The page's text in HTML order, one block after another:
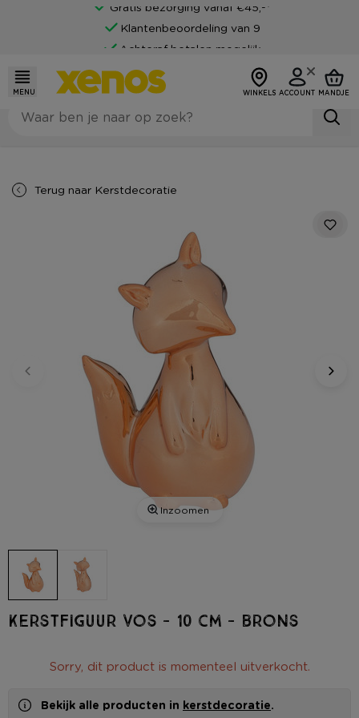
Gratis bezorging vanaf €45,-*
Klantenbeoordeling van 9
Achteraf betalen mogelijk
MENU WINKELS ACCOUNT MANDJE
Terug naar Kerstdecoratie
Inzoomen
Kerstfiguur vos - 10 cm - brons
Sorry, dit product is momenteel uitverkocht.
Bekijk alle producten in kerstdecoratie.